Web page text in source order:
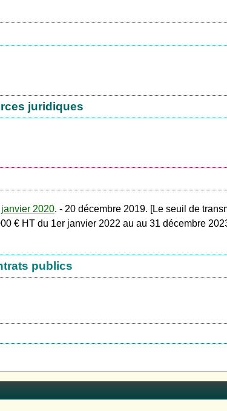
juridiques
2020. - 20 décembre 2019. [Le seuil de
€ HT du 1er janvier 2022 au au 31 décembre
publics